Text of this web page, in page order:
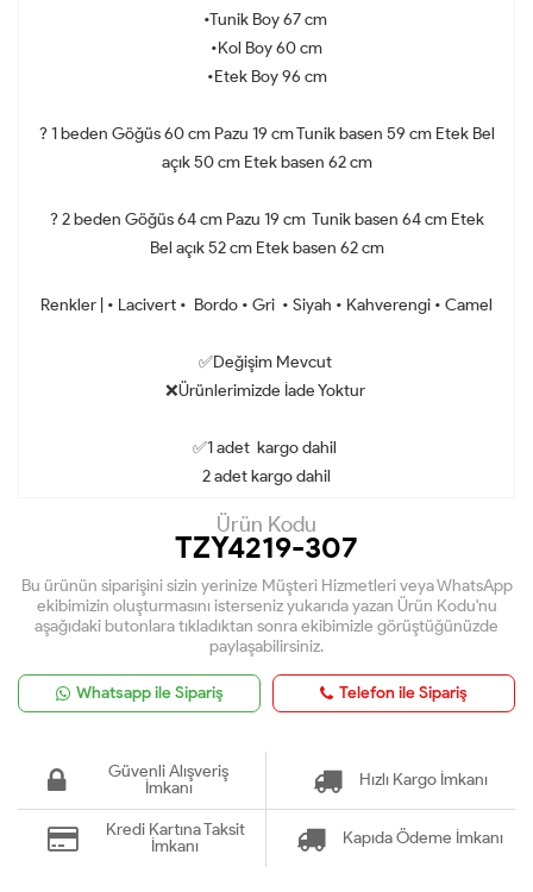
•Tunik Boy 67 cm
•Kol Boy 60 cm
•Etek Boy 96 cm
? 1 beden Göğüs 60 cm Pazu 19 cm Tunik basen 59 cm Etek Bel
açık 50 cm Etek basen 62 cm
? 2 beden Göğüs 64 cm Pazu 19 cm Tunik basen 64 cm Etek
Bel açık 52 cm Etek basen 62 cm
Renkler | • Lacivert • Bordo • Gri • Siyah • Kahverengi • Camel
✅Değişim Mevcut
❌Ürünlerimizde İade Yoktur
✅1 adet kargo dahil
2 adet kargo dahil
Ürün Kodu
TZY4219-307
Bu ürünün siparişini sizin yerinize Müşteri Hizmetleri veya WhatsApp
ekibimizin oluşturmasını isterseniz yukarıda yazan Ürün Kodu'nu
aşağıdaki butonlara tıkladıktan sonra ekibimizle görüştüğünüzde
paylaşabilirsiniz.
Whatsapp ile Sipariş Telefon ile Sipariş
Güvenli Alışveriş
İmkanı
Hızlı Kargo İmkanı
Kredi Kartına Taksit
İmkanı
Kapıda Ödeme İmkanı